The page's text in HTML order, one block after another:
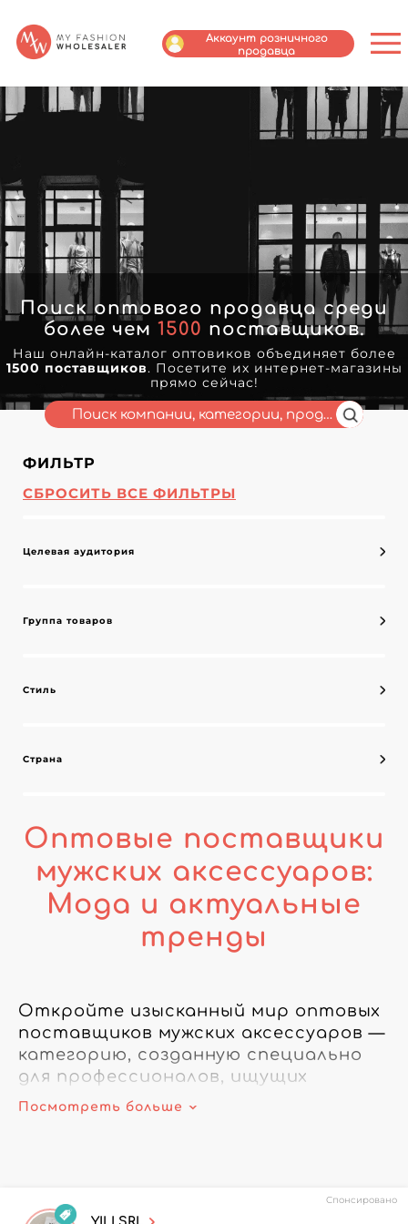
Аккаунт розничного
продавца
Поиск оптового продавца среди
более чем 1500 поставщиков.
Наш онлайн-каталог оптовиков объединяет более
1500 поставщиков. Посетите их интернет-магазины
прямо сейчас!
ФИЛЬТР
СБРОСИТЬ ВСЕ ФИЛЬТРЫ
Целевая аудитория
Группа товаров
Стиль
Страна
Оптовые поставщики
мужских аксессуаров:
Мода и актуальные
тренды
Откройте изысканный мир оптовых
поставщиков мужских аксессуаров —
категорию, созданную специально
для профессионалов, ищущих
трендовые товары. Эта
для мужчин.
Посмотреть больше
Спонсировано